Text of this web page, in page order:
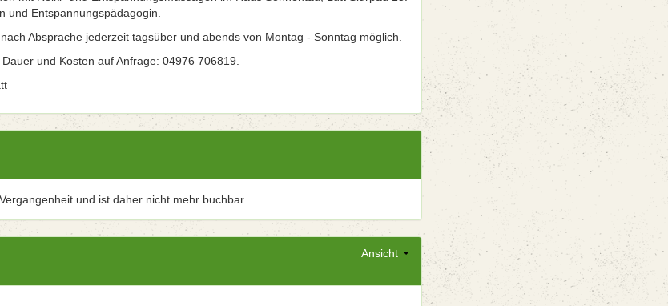
und Entspannungspädagogin.
Absprache jederzeit tagsüber und abends von Montag - Sonntag möglich.
und Kosten auf Anfrage: 04976 706819.
und ist daher nicht mehr buchbar
Ansicht